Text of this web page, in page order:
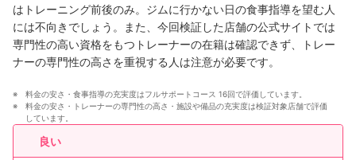
はトレーニング前後のみ。ジムに行かない日の食事指導を望む人
には不向きでしょう 。また、今回検証した店舗の公式サイトでは
専門性の高い資格をもつトレーナーの在籍は確認できず、トレー
ナーの専門性の高さを重視する人は注意が必要です。
料金の安さ・食事指導の充実度はフルサポートコース 16回で評価しています。
料金の安さ・トレーナーの専門性の高さ・施設や備品の充実度は検証対象店舗で評価
しています。
良い